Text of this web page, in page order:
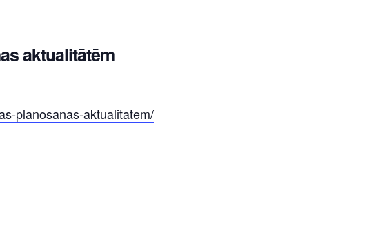
aktualitātēm
planosanas-aktualitatem/